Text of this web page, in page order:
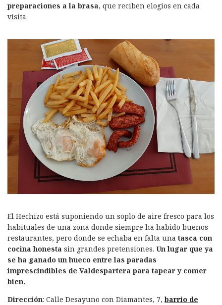
preparaciones a la brasa, que reciben elogios en cada
visita.
El Hechizo está suponiendo un soplo de aire fresco para los
habituales de una zona donde siempre ha habido buenos
restaurantes, pero donde se echaba en falta una tasca con
cocina honesta sin grandes pretensiones. Un lugar que ya
se ha ganado un hueco entre las paradas
imprescindibles de Valdespartera para tapear y comer
bien.
Dirección: Calle Desayuno con Diamantes, 7,barrio de